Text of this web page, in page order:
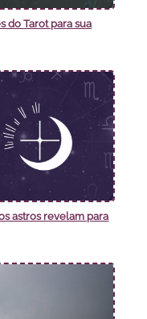
do Tarot para sua
astros revelam para